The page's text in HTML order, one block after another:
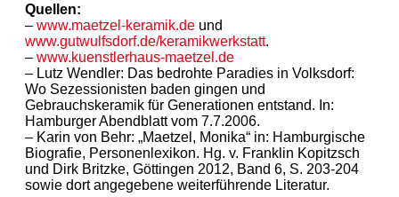
Quellen:
– www.maetzel-keramik.de und
www.gutwulfsdorf.de/keramikwerkstatt.
– www.kuenstlerhaus-maetzel.de
– Lutz Wendler: Das bedrohte Paradies in Volksdorf:
Wo Sezessionisten baden gingen und
Gebrauchskeramik für Generationen entstand. In:
Hamburger Abendblatt vom 7.7.2006.
– Karin von Behr: „Maetzel, Monika“ in: Hamburgische
Biografie, Personenlexikon. Hg. v. Franklin Kopitzsch
und Dirk Britzke, Göttingen 2012, Band 6, S. 203-204
sowie dort angegebene weiterführende Literatur.